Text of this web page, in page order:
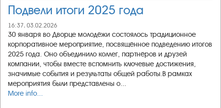
Подвели итоги 2025 года
16:37, 03.02.2026
30 января во Дворце молодёжи состоялось традиционное
корпоративное мероприятие, посвящённое подведению итогов
2025 года. Оно объединило коллег, партнёров и друзей
компании, чтобы вместе вспомнить ключевые достижения,
значимые события и результаты общей работы.В рамках
мероприятия были представлены о...
More info...